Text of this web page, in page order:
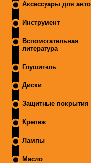
Аксессуары для авто
Инструмент
Вспомогательная
литература
Глушитель
Диски
Защитные покрытия
Крепеж
Лампы
Масло